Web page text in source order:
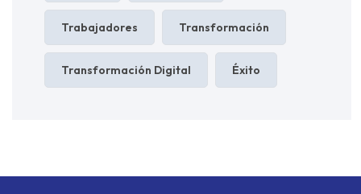
Trabajadores Transformación
Transformación Digital Éxito